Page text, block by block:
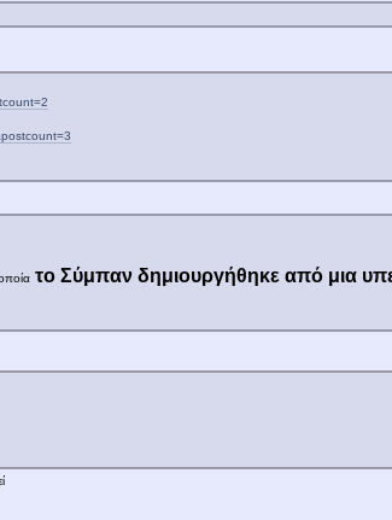
το Σύμπαν δημιουργήθηκε από μια